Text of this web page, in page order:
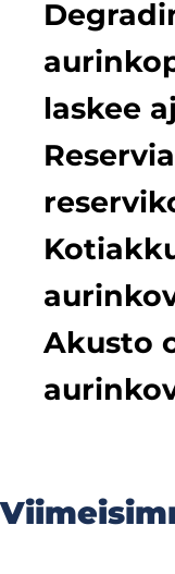
laskee
Akusto